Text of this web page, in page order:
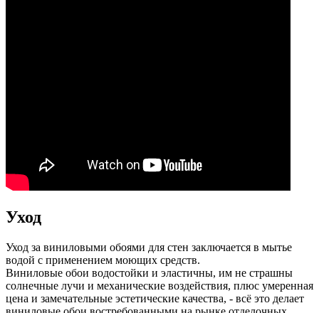
Уход
Уход за виниловыми обоями для стен заключается в мытье
водой с применением моющих средств.
Виниловые обои водостойки и эластичны, им не страшны
солнечные лучи и механические воздействия, плюс умеренная
цена и замечательные эстетические качества, - всё это делает